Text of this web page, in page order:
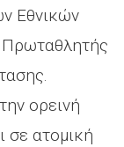
Εθνικών
ορεινή
σε ατομική